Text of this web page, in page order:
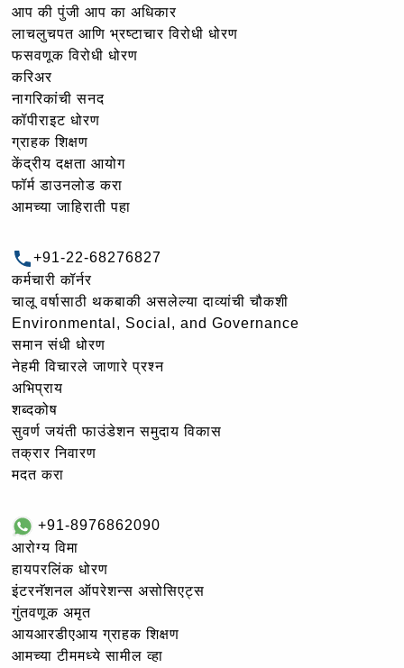
आप की पुंजी आप का अधिकार
लाचलुचपत आणि भ्रष्टाचार विरोधी धोरण
फसवणूक विरोधी धोरण
करिअर
नागरिकांची सनद
कॉपीराइट धोरण
ग्राहक शिक्षण
केंद्रीय दक्षता आयोग
फॉर्म डाउनलोड करा
आमच्या जाहिराती पहा
+91-22-68276827
कर्मचारी कॉर्नर
चालू वर्षासाठी थकबाकी असलेल्या दाव्यांची चौकशी
Environmental, Social, and Governance
समान संधी धोरण
नेहमी विचारले जाणारे प्रश्न
अभिप्राय
शब्दकोष
सुवर्ण जयंती फाउंडेशन समुदाय विकास
तक्रार निवारण
मदत करा
+91-8976862090
आरोग्य विमा
हायपरलिंक धोरण
इंटरनॅशनल ऑपरेशन्स असोसिएट्स
गुंतवणूक अमृत
आयआरडीएआय ग्राहक शिक्षण
आमच्या टीममध्ये सामील व्हा